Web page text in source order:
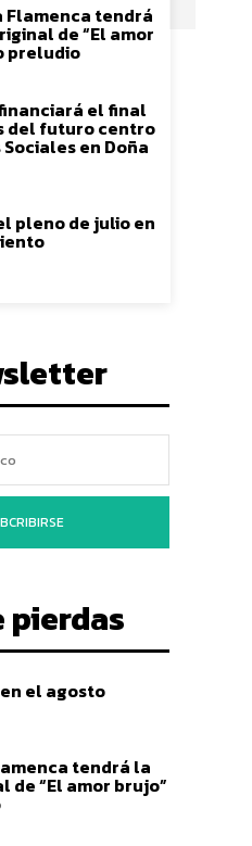
Flamenca tendrá
de “El amor
preludio
el final
del futuro centro
en Doña
pleno de julio en
pierdas
el agosto
tendrá la
de “El amor brujo”